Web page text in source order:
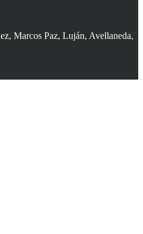
Marcos Paz, Luján, Avellaneda,